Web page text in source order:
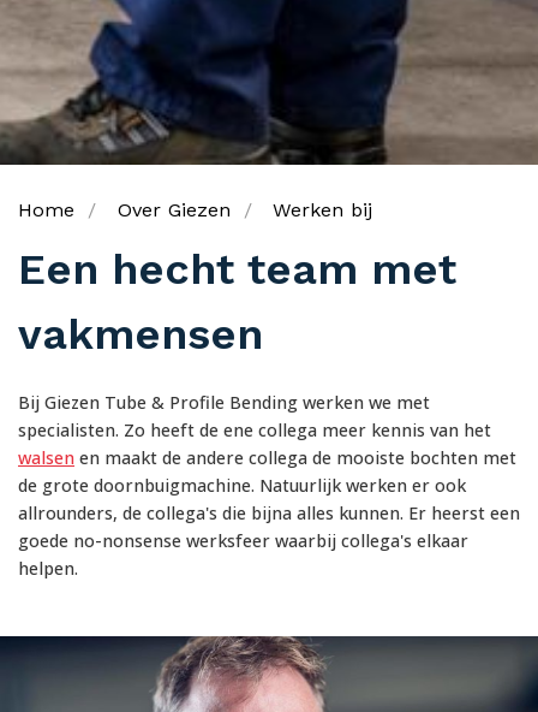
Home Over Giezen Werken bij
Een hecht team met
vakmensen
Bij Giezen Tube & Profile Bending werken we met
specialisten. Zo heeft de ene collega meer kennis van het
walsen en maakt de andere collega de mooiste bochten met
de grote doornbuigmachine. Natuurlijk werken er ook
allrounders, de collega's die bijna alles kunnen. Er heerst een
goede no-nonsense werksfeer waarbij collega's elkaar
helpen.